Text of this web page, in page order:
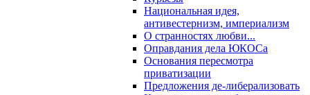
Национальная идея,
антивестернизм, империализм
О странностях любви...
Оправдания дела ЮКОСа
Основания пересмотра
приватизации
Предложения де-либерализовать